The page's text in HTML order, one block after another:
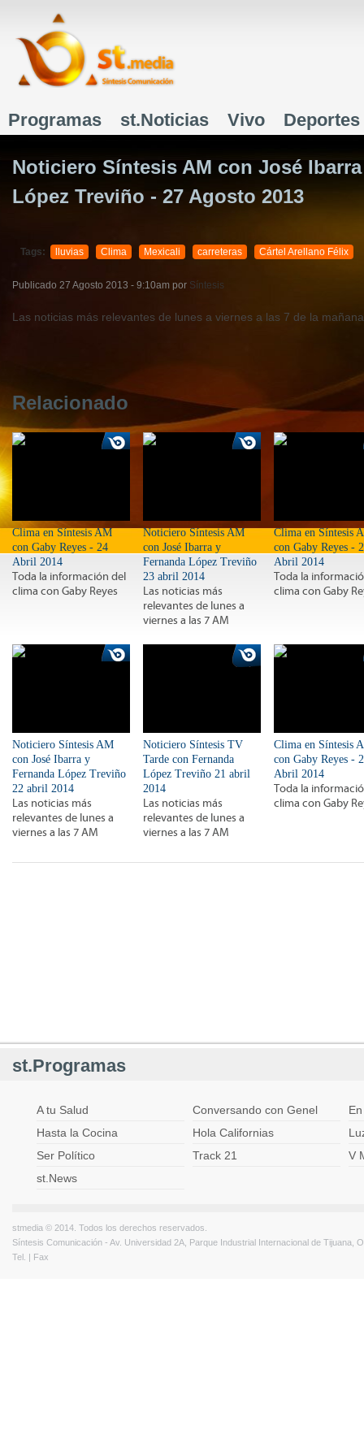
Menú principal
Programas st.Noticias Vivo Deportes
Noticiero Síntesis AM con José
López Treviño - 27 Agosto 2013
Tags: lluvias Clima Mexicali carreteras
Cártel Arellano Félix
Publicado 27 Agosto 2013 - 9:10am por Síntesis
Las noticias más relevantes de lunes a viernes a las 7 de la mañana
Relacionado
Clima en Síntesis AM
con Gaby Reyes - 24
Abril 2014
Toda la información del
clima con Gaby Reyes
Noticiero Síntesis AM
con José Ibarra y
Fernanda López Treviño
23 abril 2014
Las noticias más
relevantes de lunes a
viernes a las 7 AM
Clima en Síntesis
con Gaby Reyes -
Abril 2014
Toda la
clima con Gaby
Noticiero Síntesis AM
con José Ibarra y
Fernanda López Treviño
22 abril 2014
Las noticias más
relevantes de lunes a
viernes a las 7 AM
Noticiero Síntesis TV
Tarde con Fernanda
López Treviño 21 abril
2014
Las noticias más
relevantes de lunes a
viernes a las 7 AM
Clima en Síntesis
con Gaby Reyes -
Abril 2014
Toda la
clima con Gaby
st.Programas
A tu Salud Conversando con Genel
Hasta la Cocina
Hola Californias
Ser Político
Track 21
V
st.News
stmedia © 2014. Todos los derechos reservados.
Síntesis Comunicación - Av. Universidad 2A, Parque Industrial Internacional de Tijuana,
Tel. | Fax